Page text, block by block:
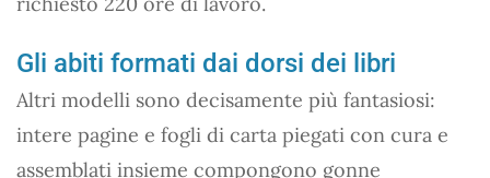
Gli abiti formati dai dorsi dei libri
Altri modelli sono decisamente più fantasiosi:
intere pagine e fogli di carta piegati con cura e
assemblati insieme compongono gonne